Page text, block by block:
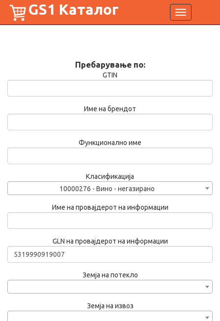
Toggle
navigation
GS1 Каталог
Пребарување по:
GTIN
Име на брендот
Функционално име
Класификација
10000276 - Вино - негазирано
Име на провајдерот на информации
GLN на провајдерот на информации
Земја на потекло
Земја на извоз